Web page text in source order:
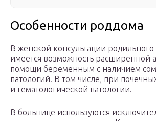
Особенности роддома
В женской консультации
имеется возможность расширенной
помощи беременным с наличием
патологий. В том числе, при
и гематологической патологии.
В больнице используются